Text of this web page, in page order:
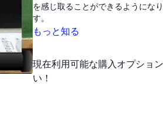
を感じ取ることができるようにな
す。
もっと知る
現在利用可能な購入オプショ
い！